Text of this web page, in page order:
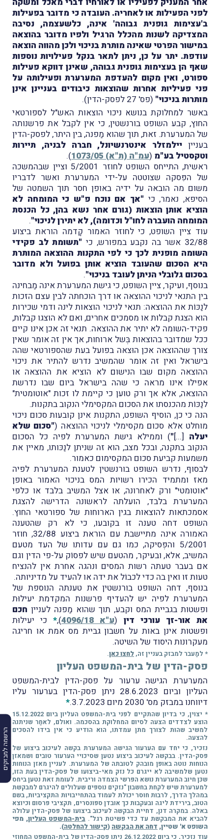
הרשמה למבזקים
לפני הפעילות או לאחריה. העובדה כי מדובר בפעילות
ב'עצימות גופנית גבוהה' אינה, כלשעצמה, נסיבה
המצדיקה לשנות מהכלל הרגיל ולפיו מדובר בהוצאה
במישור הפרטי שאינה מותרת בניכוי ולכן מהווה הוצאה
עודפת. יתר על כן, ניתן לתאר בנקל פעילויות נוספות
שאף הן בעצימות גופנית גבוהה, שאינן דווקא פעילות
ספורט, ואין מקום להעדפת המערערת ופעילותה על
פני פעיליות אחרות שהוצאות כיבודים בעניינן אינן
מותרות בניכוי" (פס' 27 לפסק-הדין).
באשר למחלוקת בנושא ניכוי הוצאות האש"ל לספורטאי
החוץ, קבע השופט בורנשטין, כי אין לקבל את פרשנותה
של המערערת. זאת, תוך שהוא מַפנה, בין היתר, לפסק-הדין
בעניין יילמזלר אינטרנשיונל, חברה לבניה, תיירות
וטקסטיל בע"מ (עמ"ה (ת"א) 1073/05
).
ראשית, התייחס השופט לחוזר 5/2001 וציין שבהמשכה
של הפִּסקה שצוטטה על-ידי המערערת ואשר לדבריו
משום מה הובאה על ידיה באופן חסר תוך השמטה של
הסיפא, נאמר, כי "אך אם נוכח פ"ש כי המומחה לא
הוציא אותן הוצאות (גורם אחר נשא בהן, כל הכנסת
המומחה הועברה לחו"ל וכדומה), לא יתירן לניכוי".
עוד ציין השופט, כי לחוזר האמור קָדמה הוראת ביצוע
32/88 אשר בה נקבע במפורש, כי
"תשומת לב פקידי
השומה מופנית לכך כי לפי התקנות ההוצאה המותרת
היא הסכום שהעובד הוציא אותן בפועל ולא מדובר
בסכום גלובלי הניתן לעובד בניכוי".
בנוסף, ועיקר, ציין השופט, כי גישת המערערת אינה מַבחינה
בין התנאי לניכוי ההוצאה או דרך הוכחתה לבין עצם הזכות
לנַכּוֹת את ההוצאה: תנאי לניכוי הוצאות לינה ודמי שכירות
הוא הצגת קבלות או מסמכים אחרים, ואם לא הוצגו קבלות,
פקיד-השומה לא יתיר את ההוצאה. תנאי זה אכן אינו קיים
ככל שמדובר בהוצאות בְּשל ארוחות, אך אין זה אומר שאין
צורך שההוצאה אכן הוּצאה בפועל בעת שהספורטאי שהה
בישראל ואין זה אומר שהמשיב נדרש להתיר את ניכוי
ההוצאה מקום שבו הנישום לא הוציא את ההוצאה או
אפילו אינו מראה כי שהה בישראל ביום שבו נדרשת
ההוצאה, אלא אך ורק טוען כי קיימת לו זכות "אוטומטית"
לנַכּוֹת מהכנסתו את הסכום המקסימלי הנקוב בתקנות.
הנה כי כן, הוסיף השופט, התקנות אינן קובעות סכום ניכוי
מוחלט אלא סכום מקסימלי לניכוי ההוצאה ("סכום שלא
יעלה [...]
") וממילא גישת המערערת לפיה כל הסכום
הנקוב בתקנה, ובכל מצב, הוא זה שניתן לנַכּותו, מאיין את
משמעות קביעת סכום המקסימום כאמור.
לבסוף, נדרש השופט בורנשטין לטענת המערערת לפיה
מאז ומתמיד הכירו רשויות המס בניכוי האמור באופן
"אוטומטי" ורק לאחרונה, או אצל המשיב בלבד או כלפי
המערערת בלבד, הועלתה לראשונה הדרישה להצגת
אסמכתאות להוצאות בגין הארוחות של ספורטאי החוץ.
השופט דחה טענה זו בקובעו, כי לא רק שהטענה
האמורה אינה מתיישבת עם הוראת ביצוע 32/88, חוזר
5/2001 והפְּסיקה, כמו גם עם עדותו של העד מטעם
המשיב, אלא, ובעיקר, מהטעם שיש לפסוֹק על-פי הדין וגם
אם בעבר טעתה רשות המסים ונהגה אחרת אין להנציח
טעות זו ואין בה כדי לכבוֹל את ידה או להעיד על מדיניותה.
בנוסף, דחה השופט בורנשטין את טענתה הנוספת של
המערערת לפיה יש להעדיף פרשנות המקדמת יעילוּת
ופשטות בגביית המס וקבע, תוך שהוא מַפנה לעניין חכם
את אור-זך עורכי דין (ע"א 4096/18 ),
*כי יעילוּת
ופשטות אינן באות על חשבון גביית מס אמת או חריגה
מעקרונות היסוד של השיטה.
* למַעבר למבזק בעניין זה,לחצו כאן.
פסק-הדין של בית-המשפט העליון
המערערת הגישה ערעור על פסק-הדין לבית-המשפט
העליון וביום 28.6.2023 ניתן פסק-הדין בערעור עליו
דיווחנו במבזק מס' 2030 מיום 3.7.2023.
*
* יצוין, כי
בדיון שהתקיים לפני בית-המשפט העליון ביום 15.12.2022
הוצע לצדדים הצעה לסיום המחלוקת בהסכמה. ואולם, לאחַר שניתנה
למשיב שהות לצורך מתן עמדתו, הוא הודיע כי אין בידו להסכים
להצעה.
נזכיר, כי יחד עם הערעור הגישה המערערת בקשה לעיכוב ביצוע של
פסק-הדין. בבקשה לעיכוב ביצוע נטען שסיכויי הערעור טובים ושמאזן
הנוחות נוטה באופן מובהק לטובתה של המערערת. לעניין מאזן הנוחות
נטען שלמשיבה לא ייגרם כל נזק מאי-ביצועו של פסק-הדין בעת הזו,
שכּן חיוב המערערת נושא הפרשי הצמדה וריבית. לעומת זאת נטען ביחס
למערערת שיש לקחת בחשבון "נזקים נוספים שעלולים להיגרם למבקשת
במהלך הדרך, לרבות חוסר יכולת לעמוד בהתחייבויות התקציביות, בשם
הטוב, בירידת ליגה ובעקבות כך אובדן ספונסרים, תקציבי פרסום וכיוצא
באלה. במקרה דנן, דחיית הבקשה לעיכוב ביצועו של פסק-הדין עלולה
להביא את המבקשת עד כדי פשיטת רגל".בית-המשפט העליון, מפי
השופט א' שטיין, דחה את הבקשה (קישור להחלטה).
עוד נזכיר, כי ביום 26.12.2022 ניתן פסק-הדין של בית-המשפט המחוזי